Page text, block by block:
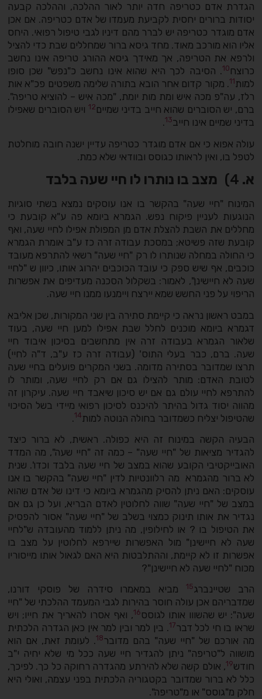
הגדרת אדם כטריפה חדה יותר לאור ההלכה, וההלכה קבעה
יסודות ברורים יחסית לקביעת מעמדו של אדם כטריפה. אם אכן
אדם מוגדר כטריפה יש לברר מהם דיניו לגבי טיפול רפואי. היחס
אליו הוא מורכב מאוד. מחד גיסא ברור שמחללים שבת כדי להציל
ולרפא את הטריפה, אך מאידך גיסא ההורג טריפה אינו נחשב
כרוצח 10. הסיבה לכך היא שהוא אינו נחשב כ"נפש" שכן סופו
למות11. מקור קדום אחר הובא בתורה שלימה משפטים פכ"א אות
רלז, עה"פ מכה איש ומת מות יומת, "מכה איש – להוציא טריפה".
ברם, יש הסוברים שהוא חייב בדיני שמיים 12 ויש הסוברים שאפילו
בדיני שמיים אינו חייב13
.
עולה אפוא כי אם אדם מוגדר כטריפה עדיין ישנה חובה מוחלטת
לטפל בו, ואין לראותו כגוסס ובוודאי שלא כמת.
א. 4) מצב בו נותרו לו חיי שעה בלבד
המינוח "חיי שעה" בהקשר בו אנו עוסקים נמצא בשתי סוגיות
הנוגעות לעניין פיקוח נפש. הגמרא ביומא פה ע"א קובעת כי
מחללים את השבת להצלת אדם מן המפולת אפילו לחיי שעה, ואף
קובעת שזה פשיטא; במסכת עבודה זרה כז ע"ב אומרת הגמרא
כי החולה במחלה שנותרו לו רק "חיי שעה" רשאי להתרפא מעובד
כוכבים, אף שיש ספק כי עובד הכוכבים יהרוג אותו, כיוון ש "לחיי
שעה לא חיישינן", לאמור: בשקלול הסכנה מעדיפים את אפשרות
הריפוי על פני החשש שמא יירצח ויימנעו ממנו חיי שעה.
במבט ראשון נראה כי קיימת סתירה בין שני המקורות, שכן אליבא
דגמרא ביומא מוכנים לחלל שבת אפילו למען חיי שעה, בעוד
שלאור הגמרא בעבודה זרה אין מתחשבים בסיכון איבוד חיי
שעה. ברם, כבר בעלי התוס' (עבודה זרה כז ע"ב, ד"ה לחיי)
תרצו שמדובר בסתירה מדומה. בשני המקרים פועלים בחיי שעה
לטובת האדם: מותר להצילו גם אם רק לחיי שעה, ומותר לו
להתרפא לחיי עולם גם אם יש סיכון שיאבד חיי שעה. עיקרון זה
מהווה יסוד גדול בהיתר להיכנס לסיכון רפואי מיידי בשל הסיכוי
שהטיפול יצליח כשמדובר בחולה הנוטה למות 14
.
הבעיה הקשה במינוח זה היא כפולה. ראשית, לא ברור כיצד
להגדיר מציאות של "חיי שעה" – כמה זה "חיי שעה", מה המדד
האובייקטיבי הקובע שהוא במצב של חיי שעה בלבד וכדו'. שנית
לא ברור מהגמרא מה רלוונטיות לדין "חיי שעה" בהקשר בו אנו
עוסקים: האם ניתן להסיק מהגמרא ביומא כי דינו של אדם שהוא
במצב של "חיי שעה" שווה לחלוטין לאדם הבריא, ועל כן גם אם
נגדיר את אותו תינוק כמצוי בשלב של "חיי שעה" אסור להפסיק
את הטיפול בו ? או לחילופין, מה ניתן ללמוד מהעובדה ש"לחיי
שעה לא חיישינן" מול האפשרות שיירפא לחלוטין על מצב בו
אפשרות זו לא קיימת, וההתלבטות היא האם לגאול אותו מייסוריו
מכוח "לחיי שעה לא חיישינן"?
הרב שטיינברג15מביא במאמרו סידרה של פוסקי דורנו,
שמדבריהם אכן עולה חוסר בהירות לגבי המעמד ההלכתי של "חיי
שעה": יש שהשווו אותו לגוסס 16, ואף אסרו להאריך את חייו; ויש
שראו בו חי לכל דבר17. בין למר ובין למר אין כאן הגדרה הלכתית
מה אורכם של "חיי שעה" בהם מדובר18. לעומת זאת, אם הוא
מושווה ל"טריפה" ניתן להגדיר חיי שעה ככל מי שלא יחיה י"ב
חודש19, אולם קשה שלא להירתע מהגדרה רחוקה כל כך. לפיכך,
כלל לא ברור שמדובר בקטגוריה הלכתית בפני עצמה, ואולי היא
חלק מ"גוסס" או מ"טריפה".